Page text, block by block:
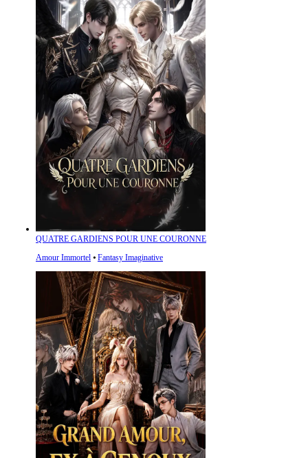
QUATRE GARDIENS POUR UNE COURONNE
Amour Immortel ⦁ Fantasy Imaginative